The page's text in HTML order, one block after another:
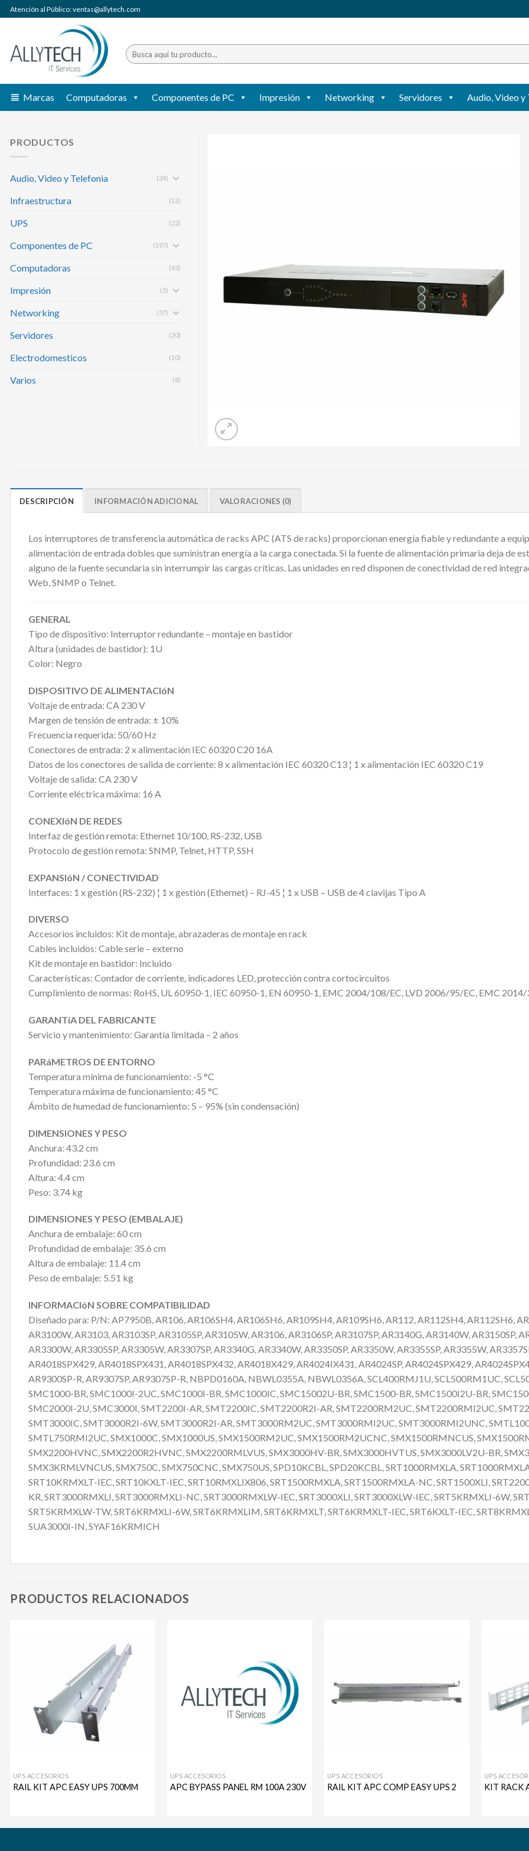
Saltar
Atención al Público: ventas@allytech.com
Buscar
por:
Marcas Computadoras Componentes de PC Impresión Networking Servidores Audio, Video y
PRODUCTOS
Audio, Video y Telefonia (24)
Infraestructura (12)
UPS (22)
Componentes de PC (197)
Computadoras (43)
Impresión (5)
Networking (57)
Servidores (20)
Electrodomesticos (10)
Varios (8)
DESCRIPCIÓN INFORMACIÓN ADICIONAL VALORACIONES (0)
Los interruptores de transferencia automática de racks APC (ATS de racks) proporcionan energía fiable y redundante a
alimentación de entrada dobles que suministran energía a la carga conectada. Si la fuente de alimentación primaria deja de
alguno de la fuente secundaria sin interrumpir las cargas críticas. Las unidades en red disponen de conectividad de red
Web, SNMP o Telnet.
GENERAL
Tipo de dispositivo: Interruptor redundante – montaje en bastidor
Altura (unidades de bastidor): 1U
Color: Negro
DISPOSITIVO DE ALIMENTACIóN
Voltaje de entrada: CA 230 V
Margen de tensión de entrada: ± 10%
Frecuencia requerida: 50/60 Hz
Conectores de entrada: 2 x alimentación IEC 60320 C20 16A
Datos de los conectores de salida de corriente: 8 x alimentación IEC 60320 C13 ¦ 1 x alimentación IEC 60320 C19
Voltaje de salida: CA 230 V
Corriente eléctrica máxima: 16 A
CONEXIóN DE REDES
Interfaz de gestión remota: Ethernet 10/100, RS-232, USB
Protocolo de gestión remota: SNMP, Telnet, HTTP, SSH
EXPANSIóN / CONECTIVIDAD
Interfaces: 1 x gestión (RS-232) ¦ 1 x gestión (Ethernet) – RJ-45 ¦ 1 x USB – USB de 4 clavijas Tipo A
DIVERSO
Accesorios incluidos: Kit de montaje, abrazaderas de montaje en rack
Cables incluidos: Cable serie – externo
Kit de montaje en bastidor: Incluido
Características: Contador de corriente, indicadores LED, protección contra cortocircuitos
Cumplimiento de normas: RoHS, UL 60950-1, IEC 60950-1, EN 60950-1, EMC 2004/108/EC, LVD 2006/95/EC, EMC
GARANTíA DEL FABRICANTE
Servicio y mantenimiento: Garantía limitada – 2 años
PARáMETROS DE ENTORNO
Temperatura mínima de funcionamiento: -5 °C
Temperatura máxima de funcionamiento: 45 °C
Ámbito de humedad de funcionamiento: 5 – 95% (sin condensación)
DIMENSIONES Y PESO
Anchura: 43.2 cm
Profundidad: 23.6 cm
Altura: 4.4 cm
Peso: 3.74 kg
DIMENSIONES Y PESO (EMBALAJE)
Anchura de embalaje: 60 cm
Profundidad de embalaje: 35.6 cm
Altura de embalaje: 11.4 cm
Peso de embalaje: 5.51 kg
INFORMACIóN SOBRE COMPATIBILIDAD
Diseñado para: P/N: AP7950B, AR106, AR106SH4, AR106SH6, AR109SH4, AR109SH6, AR112, AR112SH4, AR112SH6,
AR3100W, AR3103, AR3103SP, AR3105SP, AR3105W, AR3106, AR3106SP, AR3107SP, AR3140G, AR3140W, AR3150SP,
AR3300W, AR3305SP, AR3305W, AR3307SP, AR3340G, AR3340W, AR3350SP, AR3350W, AR3355SP, AR3355W,
AR4018SPX429, AR4018SPX431, AR4018SPX432, AR4018X429, AR4024IX431, AR4024SP, AR4024SPX429,
AR9300SP-R, AR9307SP, AR9307SP-R, NBPD0160A, NBWL0355A, NBWL0356A, SCL400RMJ1U, SCL500RM1UC,
SMC1000-BR, SMC1000I-2UC, SMC1000I-BR, SMC1000IC, SMC15002U-BR, SMC1500-BR, SMC1500I2U-BR,
SMC2000I-2U, SMC3000I, SMT2200I-AR, SMT2200IC, SMT2200R2I-AR, SMT2200RM2UC, SMT2200RMI2UC,
SMT3000IC, SMT3000R2I-6W, SMT3000R2I-AR, SMT3000RM2UC, SMT3000RMI2UC, SMT3000RMI2UNC,
SMTL750RMI2UC, SMX1000C, SMX1000US, SMX1500RM2UC, SMX1500RM2UCNC, SMX1500RMNCUS,
SMX2200HVNC, SMX2200R2HVNC, SMX2200RMLVUS, SMX3000HV-BR, SMX3000HVTUS, SMX3000LV2U-BR,
SMX3KRMLVNCUS, SMX750C, SMX750CNC, SMX750US, SPD10KCBL, SPD20KCBL, SRT1000RMXLA,
SRT10KRMXLT-IEC, SRT10KXLT-IEC, SRT10RMXLIX806, SRT1500RMXLA, SRT1500RMXLA-NC, SRT1500XLI,
KR, SRT3000RMXLI, SRT3000RMXLI-NC, SRT3000RMXLW-IEC, SRT3000XLI, SRT3000XLW-IEC, SRT5KRMXLI-6W,
SRT5KRMXLW-TW, SRT6KRMXLI-6W, SRT6KRMXLIM, SRT6KRMXLT, SRT6KRMXLT-IEC, SRT6KXLT-IEC,
SUA3000I-IN, SYAF16KRMICH
PRODUCTOS RELACIONADOS
Agregar
a mi
lista de
UPS ACCESORIOS
RAIL KIT APC EASY UPS 700MM
lista de
deseos
UPS ACCESORIOS
APC BYPASS PANEL RM 100A 230V
UPS ACCESORIOS
RAIL KIT APC COMP EASY UPS 2
UPS
KIT RACK